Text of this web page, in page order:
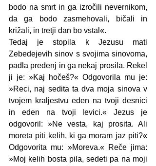
bodo na smrt in ga izročili nevernikom,
da ga bodo zasmehovali, bičali in
križali, in tretji dan bo vstal«.
Tedaj je stopila k Jezusu mati
Zebedejevih sinov s svojima sinovoma,
padla predenj in ga nekaj prosila. Rekel
ji je: »Kaj hočeš?« Odgovorila mu je:
»Reci, naj sedita ta dva moja sinova v
tvojem kraljestvu eden na tvoji desnici
in eden na tvoji levici.« Jezus je
odgovoril: »Ne vesta, kaj prosita. Ali
moreta piti kelih, ki ga moram jaz piti?«
Odgovorita mu: »Moreva.« Reče jima:
»Moj kelih bosta pila, sedeti pa na moji